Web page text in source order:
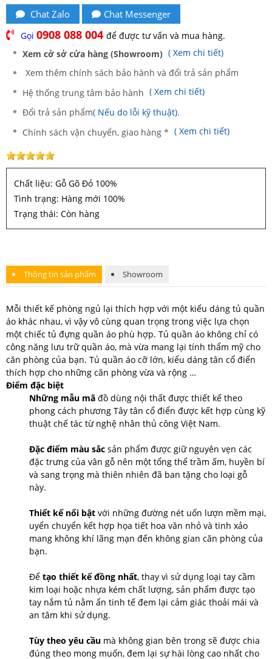
Chat Zalo Chat Messenger
Gọi 0908 088 004 để được tư vấn và mua hàng.
Xem cở sở cửa hàng (Showroom) ( Xem chi tiết)
Xem thêm chính sách bảo hành và đổi trả sản phẩm
Hệ thống trung tâm bảo hành ( Xem chi tiết)
Đổi trả sản phẩm( Nếu do lỗi kỹ thuật).
Chính sách vận chuyển, giao hàng * ( Xem chi tiết)
Chất liệu: Gỗ Gõ Đỏ 100%
Tình trạng: Hàng mới 100%
Trạng thái: Còn hàng
Thông tin sản phẩm Showroom
Mỗi thiết kế phòng ngủ lại thích hợp với một kiểu dáng tủ quần
áo khác nhau, vì vậy vô cùng quan trọng trong việc lựa chọn
một chiếc tủ đựng quần áo phù hợp. Tủ quần áo không chỉ có
công năng lưu trữ quần áo, mà vừa mang lại tính thẩm mỹ cho
căn phòng của bạn. Tủ quần áo cỡ lớn, kiểu dáng tân cổ điển
thích hợp cho những căn phòng vừa và rộng …
Điểm đặc biệt
Những mẫu mãđồ dùng nội thất được thiết kế theo
phong cách phương Tây tân cổ điển được kết hợp cùng kỹ
thuật chế tác từ nghệ nhân thủ công Việt Nam.
Đặc điểm màu sắcsản phẩm được giữ nguyên vẹn các
đặc trưng của vân gỗ nên một tổng thể trầm ấm, huyền bí
và sang trọng mà thiên nhiên đã ban tặng cho loại gỗ
này.
Thiết kế nổi bậtvới những đường nét uốn lượn mềm mại,
uyển chuyển kết hợp họa tiết hoa văn nhỏ và tinh xảo
mang không khí lãng mạn đến không gian căn phòng của
bạn.
Để tạo thiết kế đồng nhất, thay vì sử dụng loại tay cầm
kim loại hoặc nhựa kém chất lượng, sản phẩm được tạo
tay nắm tủ nằm ẩn tinh tế đem lại cảm giác thoải mái và
an tâm khi sử dụng.
Tùy theo yêu cầumà không gian bên trong sẽ được chia
đúng theo mong muốn, đem lại sự hài lòng cao nhất cho